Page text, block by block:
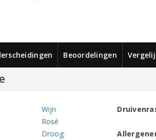
Beoordelingen
Wijn
Rosé
Droog